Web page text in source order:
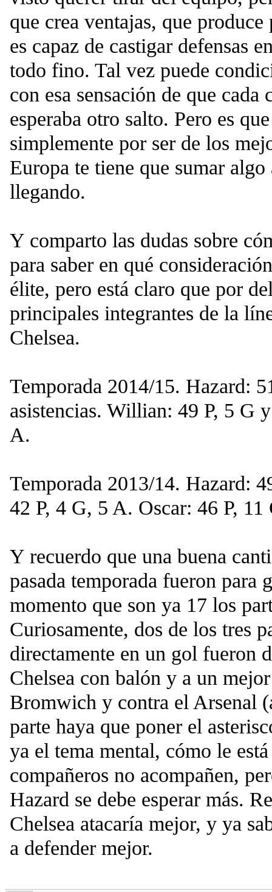
que crea ventajas, que
es capaz de castigar defensas
todo fino. Tal vez puede
con esa sensación de que cada
esperaba otro salto. Pero es
simplemente por ser de los
Europa te tiene que sumar
llegando.
Y comparto las dudas sobre
para saber en qué
élite, pero está claro que por
principales integrantes de la
Chelsea.
Temporada 2014/15. Hazard:
asistencias. Willian: 49 P, 5 G
A.
Temporada 2013/14. Hazard:
42 P, 4 G, 5 A. Oscar: 46 P,
Y recuerdo que una buena
pasada temporada fueron para
momento que son ya 17 los
Curiosamente, dos de los tres
directamente en un gol fueron
Chelsea con balón y a un
Bromwich y contra el Arsenal
parte haya que poner el
ya el tema mental, cómo le
compañeros no acompañen,
Hazard se debe esperar más.
Chelsea atacaría mejor, y ya
a defender mejor.